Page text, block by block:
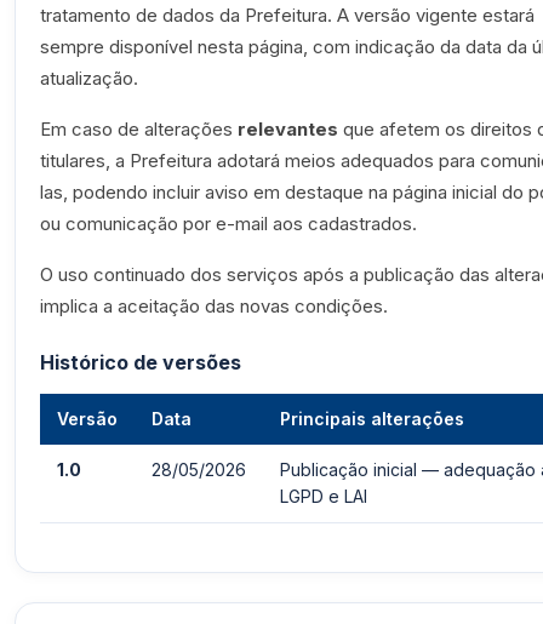
tratamento de dados da Prefeitura. A versão vigente estará
sempre disponível nesta página, com indicação da data da
atualização.
Em caso de alterações relevantes que afetem os direitos
titulares, a Prefeitura adotará meios adequados para
las, podendo incluir aviso em destaque na página inicial do
ou comunicação por e-mail aos cadastrados.
O uso continuado dos serviços após a publicação das
implica a aceitação das novas condições.
Histórico de versões
Versão Data Principais alterações
1.0 28/05/2026
Publicação inicial — adequação
LGPD e LAI